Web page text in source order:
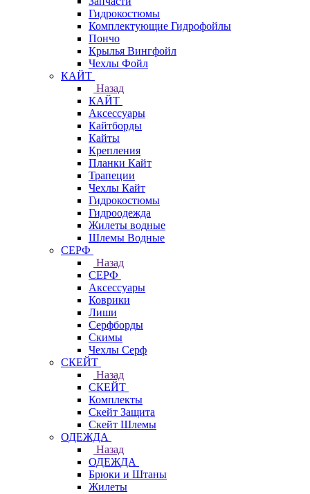
Гидрокостюмы
Комплектующие Гидрофойлы
Пончо
Крылья Вингфойл
Чехлы Фойл
КАЙТ
Назад
КАЙТ
Аксессуары
Кайтборды
Кайты
Крепления
Планки Кайт
Трапеции
Чехлы Кайт
Гидрокостюмы
Гидроодежда
Жилеты водные
Шлемы Водные
СЕРФ
Назад
СЕРФ
Аксессуары
Коврики
Лиши
Серфборды
Скимы
Чехлы Cерф
СКЕЙТ
Назад
СКЕЙТ
Комплекты
Скейт Защита
Скейт Шлемы
ОДЕЖДА
Назад
ОДЕЖДА
Брюки и Штаны
Жилеты